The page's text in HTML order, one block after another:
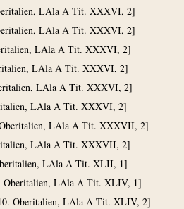
LAla A Tit. XXXVI, 2]
LAla A Tit. XXXVI, 2]
LAla A Tit. XXXVI, 2]
LAla A Tit. XXXVI, 2]
LAla A Tit. XXXVI, 2]
LAla A Tit. XXXVI, 2]
LAla A Tit. XXXVII, 2]
LAla A Tit. XXXVII, 2]
LAla A Tit. XLII, 1]
Oberitalien, LAla A Tit. XLIV, 1]
Oberitalien, LAla A Tit. XLIV, 2]